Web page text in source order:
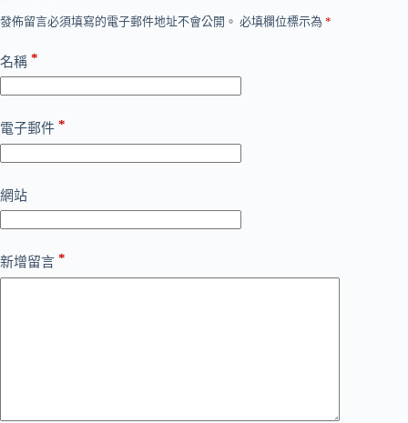
發佈留言必須填寫的電子郵件地址不會公開。 必填欄位標示為 *
名稱 *
電子郵件 *
網站
新增留言 *